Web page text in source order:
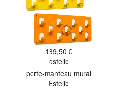
139,50 €
estelle
porte-manteau mural
Estelle